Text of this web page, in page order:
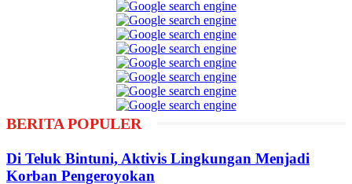
BERITA POPULER
Di Teluk Bintuni, Aktivis Lingkungan Menjadi
Korban Pengeroyokan